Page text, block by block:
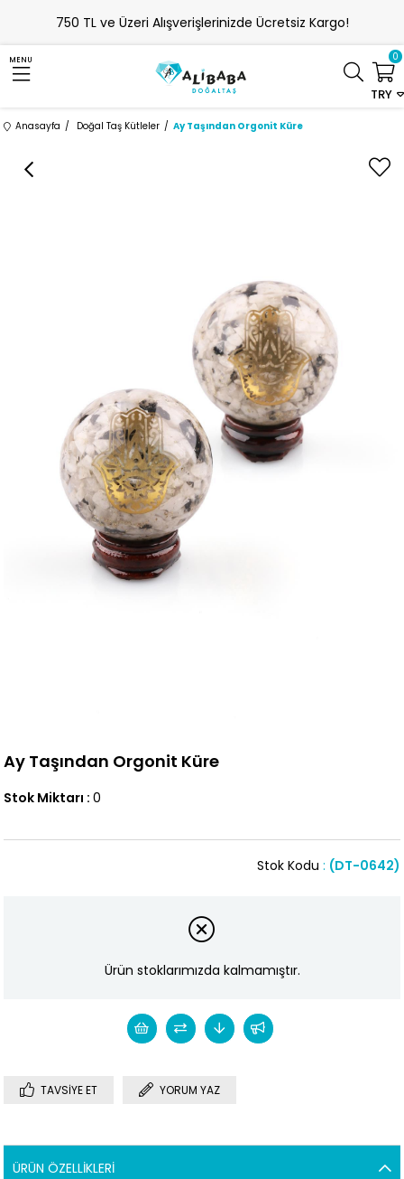
750 TL ve Üzeri Alışverişlerinizde Ücretsiz Kargo!
MENU
TRY
0
Anasayfa Doğal Taş Kütleler Ay Taşından Orgonit Küre
Ay Taşından Orgonit Küre
Stok Miktarı : 0
(DT-0642)
Stok Kodu
Ürün stoklarımızda kalmamıştır.
TAVSIYE ET YORUM YAZ
ÜRÜN ÖZELLIKLERI